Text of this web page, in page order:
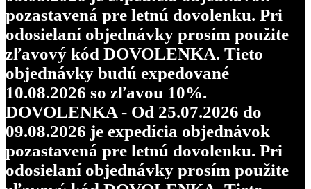
pozastavená pre letnú dovolenku. Pri
odosielaní objednávky prosím použite
zľavový kód DOVOLENKA. Tieto
objednávky budú expedované
10.08.2026 so zľavou 10%.
pozastavená pre letnú dovolenku. Pri
odosielaní objednávky prosím použite
zľavový kód DOVOLENKA. Tieto
objednávky budú expedované
10.08.2026 so zľavou 10%.
DOVOLENKA - Od 25.07.2026 do
09.08.2026 je expedícia objednávok
pozastavená pre letnú dovolenku. Pri
odosielaní objednávky prosím použite